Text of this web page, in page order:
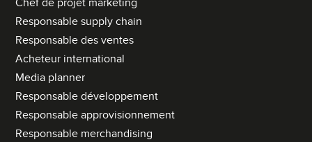
Chef de projet marketing
Responsable supply chain
Responsable des ventes
Acheteur international
Media planner
Responsable développement
Responsable approvisionnement
Responsable merchandising